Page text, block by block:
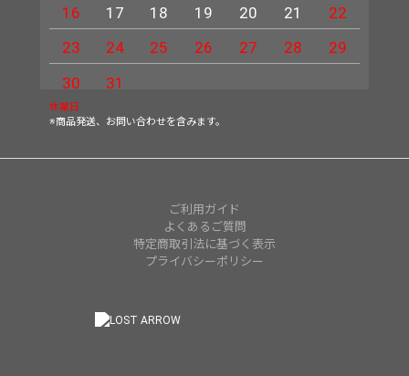
16
17 18 19 20 21
22
23
24 25 26 27 28
29
30
31
休業日
※商品発送、お問い合わせを含みます。
ご利用ガイド
よくあるご質問
特定商取引法に基づく表示
プライバシーポリシー